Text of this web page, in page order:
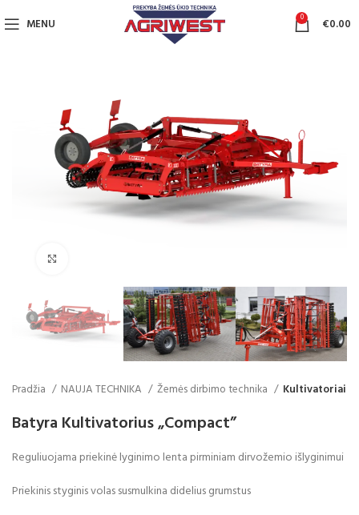
MENU 0 €0.00
Pradžia NAUJA TECHNIKA Žemės dirbimo technika Kultivatoriai
Batyra Kultivatorius „Compact”
Reguliuojama priekinė lyginimo lenta pirminiam dirvožemio išlyginimui
Priekinis styginis volas susmulkina didelius grumstus